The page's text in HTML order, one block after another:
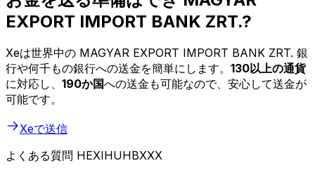
EXPORT IMPORT BANK ZRT.?
Xeは世界中の MAGYAR EXPORT IMPORT BANK ZRT. 銀
行や何千もの銀行への送金を簡単にします。 130以上の通貨
に対応し、 190か国への送金も可能なので、安心して送金が
可能です。
Xeで送信
よくある質問 HEXIHUHBXXX